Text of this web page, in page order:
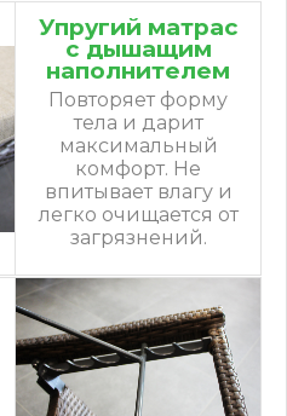
Упругий матрас
с дышащим
наполнителем
Повторяет форму
тела и дарит
максимальный
комфорт. Не
впитывает влагу и
легко очищается от
загрязнений.